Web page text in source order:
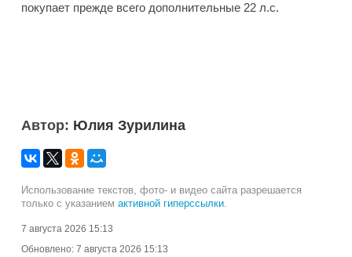
покупает прежде всего дополнительные 22 л.с.
Автор: Юлия Зурилина
Использование текстов, фото- и видео сайта разрешается
только с указанием активной гиперссылки.
7 августа 2026 15:13
Обновлено: 7 августа 2026 15:13